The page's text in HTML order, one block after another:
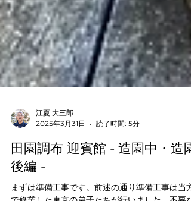
2025年3月31日
読了時間: 5分
田園調布 迎賓館 - 造園中・造園
後編 -